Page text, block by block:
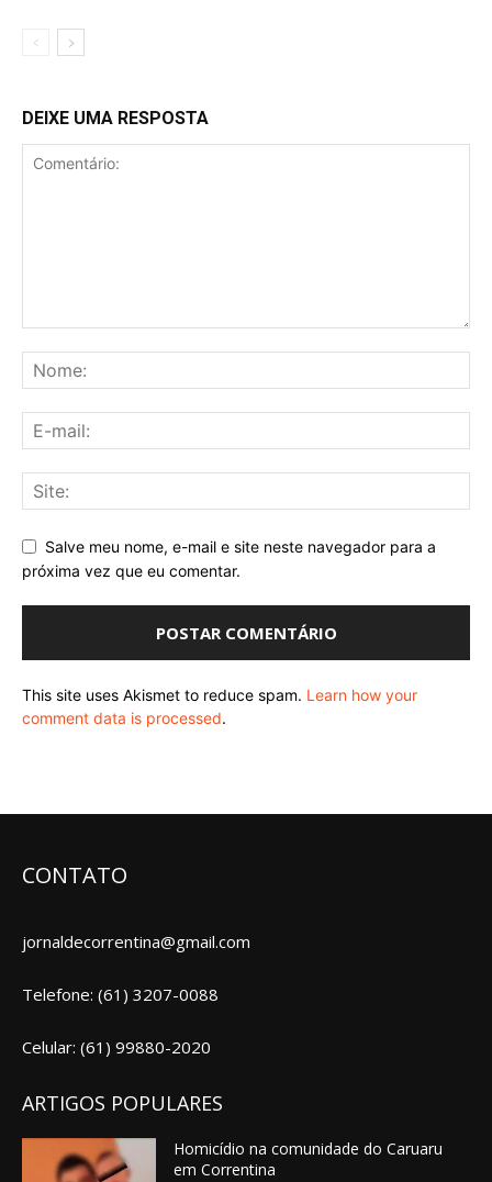
DEIXE UMA RESPOSTA
Salve meu nome, e-mail e site neste navegador para a
próxima vez que eu comentar.
This site uses Akismet to reduce spam. Learn how your
comment data is processed.
CONTATO
jornaldecorrentina@gmail.com
Telefone: (61) 3207-0088
Celular: (61) 99880-2020
ARTIGOS POPULARES
Homicídio na comunidade do Caruaru
em Correntina